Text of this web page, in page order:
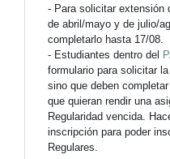
- Para solicitar extensión
de abril/mayo y de julio/
completarlo hasta 17/08.
- Estudiantes dentro del
formulario para solicitar
sino que deben
que quieran rendir una
Regularidad vencida.
inscripción para poder
Regulares.